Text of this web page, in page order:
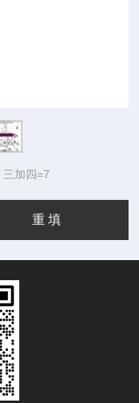
加四=7